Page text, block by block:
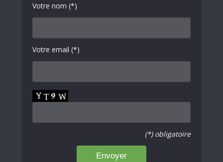
Votre nom (*)
Votre email (*)
(*) obligatoire